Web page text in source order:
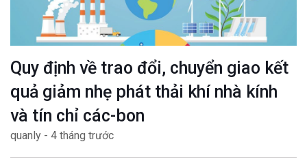
Quy định về trao đổi, chuyển giao kết
quả giảm nhẹ phát thải khí nhà kính
và tín chỉ các-bon
quanly - 4 tháng trước